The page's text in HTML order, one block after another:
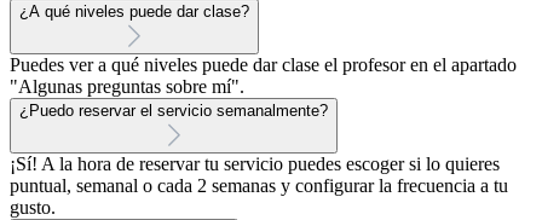
¿A qué niveles puede dar clase?
Puedes ver a qué niveles puede dar clase el profesor en el apartado
"Algunas preguntas sobre mí".
¿Puedo reservar el servicio semanalmente?
¡Sí! A la hora de reservar tu servicio puedes escoger si lo quieres
puntual, semanal o cada 2 semanas y configurar la frecuencia a tu
gusto.